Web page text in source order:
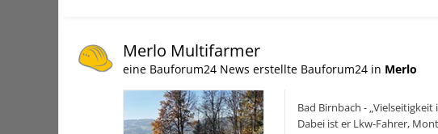
Merlo Multifarmer
eine Bauforum24 News erstellte Bauforum24 in Merlo
Bad Birnbach -
Dabei ist er Lkw-Fahrer,